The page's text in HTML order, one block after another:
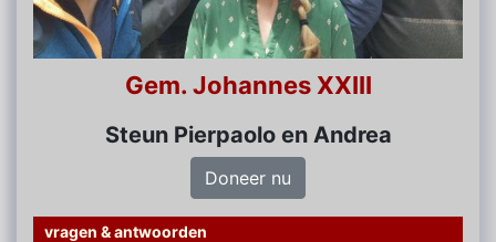
Gem. Johannes XXIII
Steun Pierpaolo en Andrea
Doneer nu
vragen & antwoorden